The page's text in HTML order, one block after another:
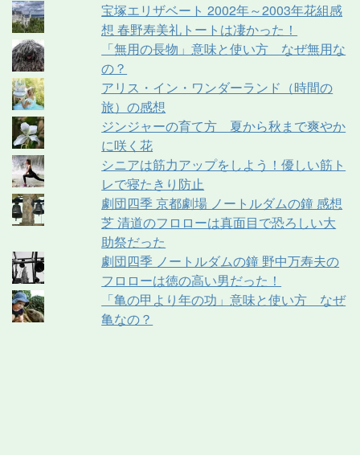
宝塚エリザベート 2002年～2003年花組感
想 春野寿美礼トートは凄かった！
「無用の長物」意味と使い方 なぜ無用な
の？
アリス・イン・ワンダーランド（時間の
旅）の感想
ジンジャーの育て方 夏から秋まで爽やか
に咲く花
シニアは筋力アップをしよう！優しい筋ト
レで寝たきり防止
劇団四季 京都劇場 ノートルダムの鐘 感想
芝 清道のフロローは真面目で恐ろしい大
助祭だった
劇団四季 ノートルダムの鐘 野中万寿夫の
フロローは徳の高い男だった！
「亀の甲より年の功」意味と使い方 なぜ
亀なの？